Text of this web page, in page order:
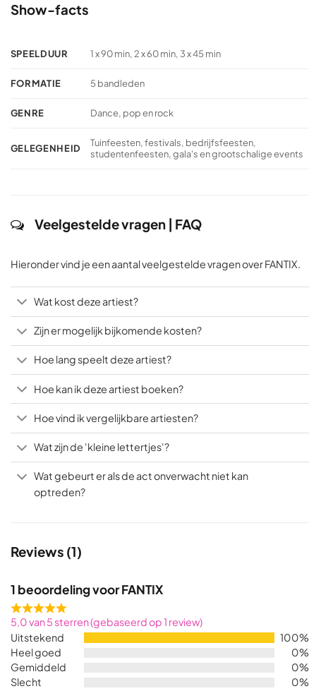
Show-facts
SPEELDUUR 1 x 90 min, 2 x 60 min, 3 x 45 min
FORMATIE 5 bandleden
GENRE Dance, pop en rock
GELEGENHEID
Tuinfeesten, festivals, bedrijfsfeesten,
studentenfeesten, gala's en grootschalige events
Veelgestelde vragen | FAQ
Hieronder vind je een aantal veelgestelde vragen over FANTIX.
Wat kost deze artiest?
Zijn er mogelijk bijkomende kosten?
Hoe lang speelt deze artiest?
Hoe kan ik deze artiest boeken?
Hoe vind ik vergelijkbare artiesten?
Wat zijn de 'kleine lettertjes'?
Wat gebeurt er als de act onverwacht niet kan
optreden?
Reviews (1)
1 beoordeling voorFANTIX
Rated
5,0
out
of
5
5,0 van 5 sterren (gebaseerd op 1 review)
Uitstekend
100%
Heel goed
0%
Gemiddeld
0%
Slecht
0%